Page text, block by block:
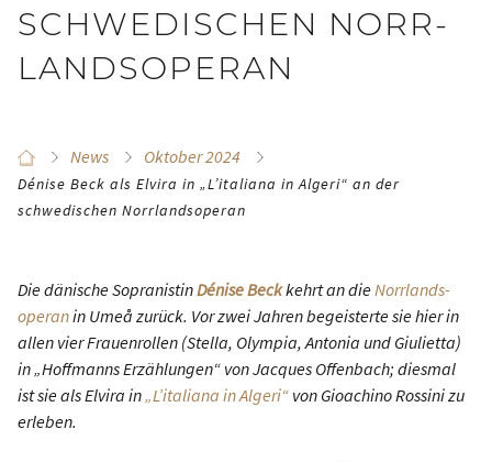
SCHWEDISCHEN NORR­
LANDS­OPERAN
News Oktober 2024
Dénise Beck als Elvira in „Lʼitaliana in Algeri“ an der
schwedischen Norr­lands­operan
Die dänische SopranistinDénise Beckkehrt an dieNorr­lands­
operanin Umeå zurück. Vor zwei Jahren begeisterte sie hier in
allen vier Frauenrollen (Stella, Olympia, Antonia und Giulietta)
in „Hoffmanns Erzählungen“ von Jacques Offenbach; diesmal
ist sie als Elvira in„Lʼitaliana in Algeri“ von Gioachino Rossini zu
erleben.